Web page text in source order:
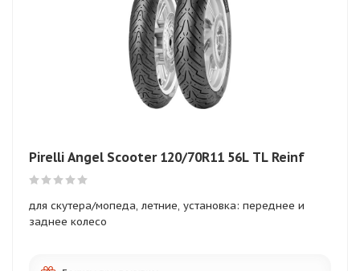
Pirelli Angel Scooter 120/70R11 56L TL Reinf
для скутера/мопеда, летние, установка: переднее и
заднее колесо